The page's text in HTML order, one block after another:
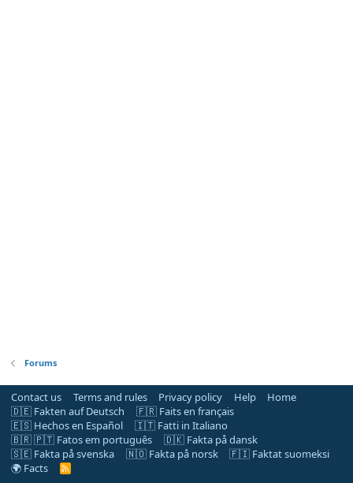
Forums
Contact us Terms and rules Privacy policy Help
Home
🇩🇪 Fakten auf Deutsch
🇫🇷 Faits en français
🇪🇸 Hechos en Español
🇮🇹 Fatti in Italiano
🇧🇷 🇵🇹 Fatos em português
🇩🇰 Fakta på dansk
🇸🇪 Fakta på svenska
🇳🇴 Fakta på norsk
🇫🇮 Faktat suomeksi
🌍 Facts
R